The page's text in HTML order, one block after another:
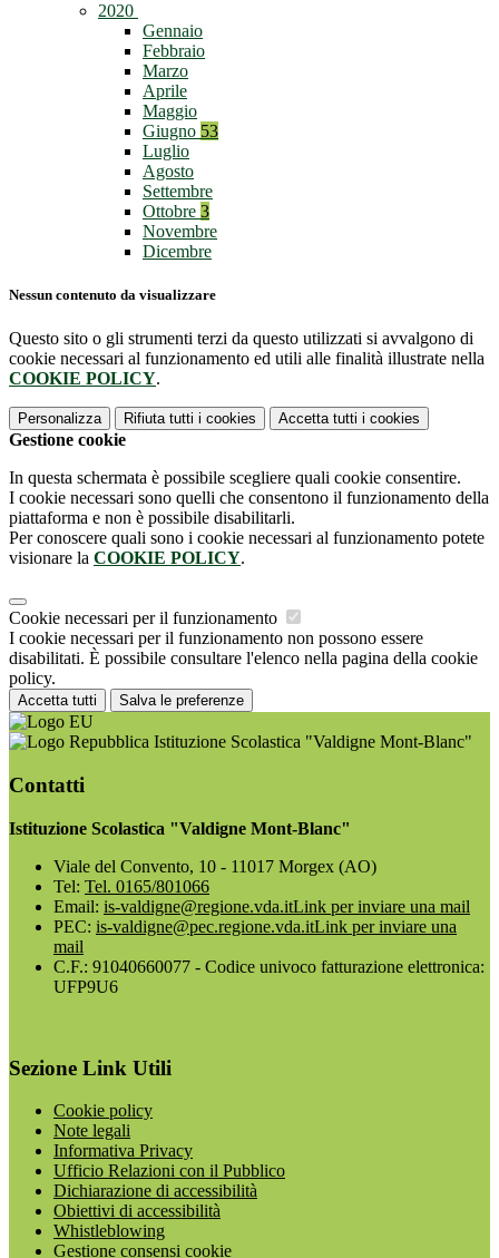
2020
Gennaio
Febbraio
Marzo
Aprile
Maggio
Giugno 53
Luglio
Agosto
Settembre
Ottobre 3
Novembre
Dicembre
Nessun contenuto da visualizzare
Questo sito o gli strumenti terzi da questo utilizzati si avvalgono di
cookie necessari al funzionamento ed utili alle finalità illustrate nella
COOKIE POLICY.
Personalizza Rifiuta tutti i cookies Accetta tutti i cookies
Gestione cookie
In questa schermata è possibile scegliere quali cookie consentire.
I cookie necessari sono quelli che consentono il funzionamento della
piattaforma e non è possibile disabilitarli.
Per conoscere quali sono i cookie necessari al funzionamento potete
visionare la COOKIE POLICY.
Cookie necessari per il funzionamento
I cookie necessari per il funzionamento non possono essere
disabilitati. È possibile consultare l'elenco nella pagina della cookie
policy.
Accetta tutti Salva le preferenze
Istituzione Scolastica "Valdigne Mont-Blanc"
Contatti
Istituzione Scolastica "Valdigne Mont-Blanc"
Viale del Convento, 10 - 11017 Morgex (AO)
Tel: Tel. 0165/801066
Email: is-valdigne@regione.vda.itLink per inviare una mail
PEC: is-valdigne@pec.regione.vda.itLink per inviare una
mail
C.F.: 91040660077 - Codice univoco fatturazione elettronica:
UFP9U6
Sezione Link Utili
Cookie policy
Note legali
Informativa Privacy
Ufficio Relazioni con il Pubblico
Dichiarazione di accessibilità
Obiettivi di accessibilità
Whistleblowing
Gestione consensi cookie